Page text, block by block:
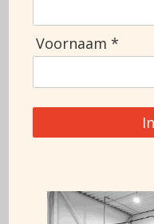
Voornaam *